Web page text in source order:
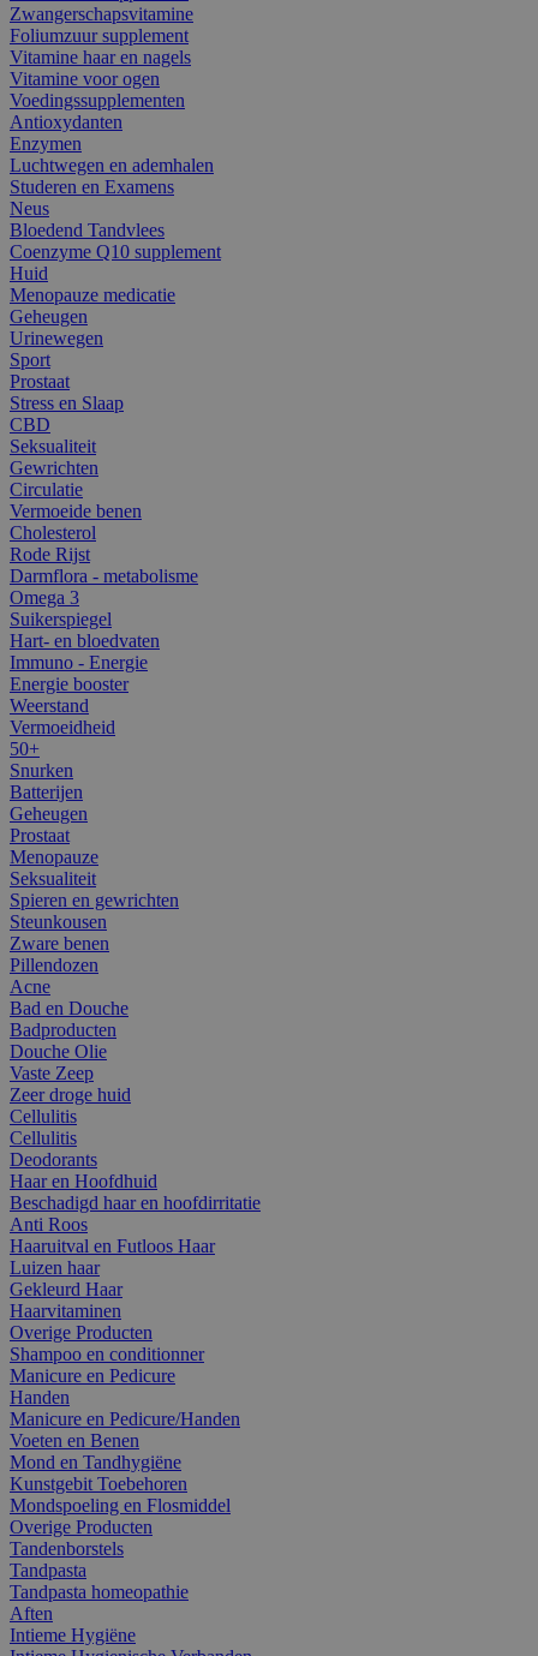
Zwangerschapsvitamine
Foliumzuur supplement
Vitamine haar en nagels
Vitamine voor ogen
Voedingssupplementen
Antioxydanten
Enzymen
Luchtwegen en ademhalen
Studeren en Examens
Neus
Bloedend Tandvlees
Coenzyme Q10 supplement
Huid
Menopauze medicatie
Geheugen
Urinewegen
Sport
Prostaat
Stress en Slaap
CBD
Seksualiteit
Gewrichten
Circulatie
Vermoeide benen
Cholesterol
Rode Rijst
Darmflora - metabolisme
Omega 3
Suikerspiegel
Hart- en bloedvaten
Immuno - Energie
Energie booster
Weerstand
Vermoeidheid
50+
Snurken
Batterijen
Geheugen
Prostaat
Menopauze
Seksualiteit
Spieren en gewrichten
Steunkousen
Zware benen
Pillendozen
Acne
Bad en Douche
Badproducten
Douche Olie
Vaste Zeep
Zeer droge huid
Cellulitis
Cellulitis
Deodorants
Haar en Hoofdhuid
Beschadigd haar en hoofdirritatie
Anti Roos
Haaruitval en Futloos Haar
Luizen haar
Gekleurd Haar
Haarvitaminen
Overige Producten
Shampoo en conditionner
Manicure en Pedicure
Handen
Manicure en Pedicure/Handen
Voeten en Benen
Mond en Tandhygiëne
Kunstgebit Toebehoren
Mondspoeling en Flosmiddel
Overige Producten
Tandenborstels
Tandpasta
Tandpasta homeopathie
Aften
Intieme Hygiëne